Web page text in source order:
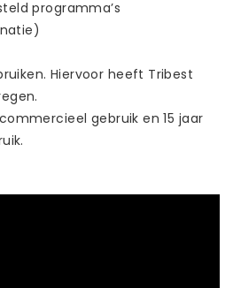
programma’s
Hiervoor heeft Tribest
gebruik en 15 jaar